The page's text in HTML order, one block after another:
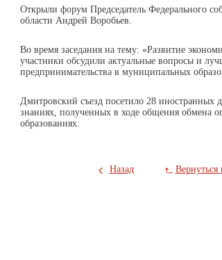
Открыли форум Председатель Федерального
области Андрей Воробьев.
Во время заседания на тему: «Развитие
участники обсудили актуальные вопросы и
предпринимательства в муниципальных
Дмитровский съезд посетило 28 иностранных
знаниях, полученных в ходе общения обмена
образованиях.
Назад Вернуться